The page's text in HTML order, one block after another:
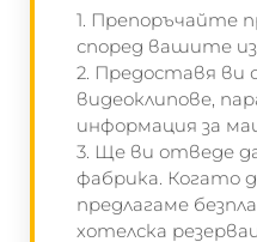
1. Препоръчайте
според вашите
2. Предоставя ви
видеоклипове,
информация за
3. Ще ви отведе
фабрика. Когато
предлагаме
хотелска